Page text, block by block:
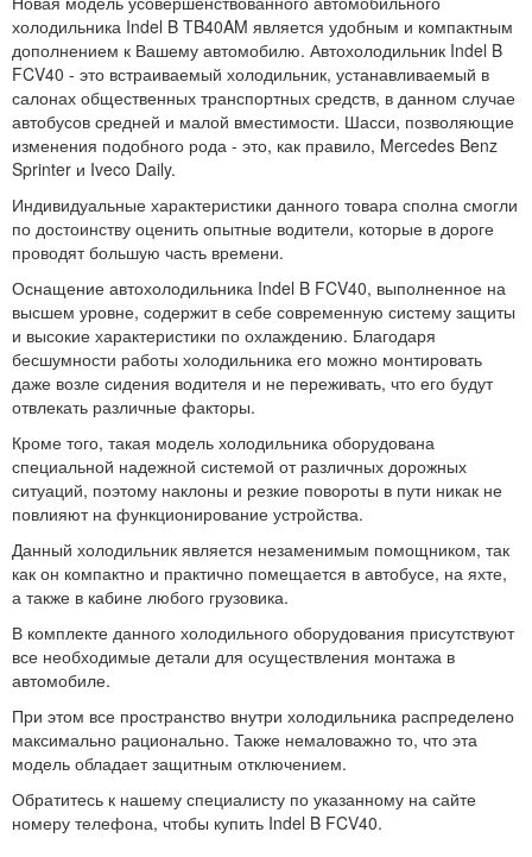
холодильника Indel B TB40AM является удобным и компактным
дополнением к Вашему автомобилю. Автохолодильник Indel B
FCV40 - это встраиваемый холодильник, устанавливаемый в
салонах общественных транспортных средств, в данном случае
автобусов средней и малой вместимости. Шасси, позволяющие
изменения подобного рода - это, как правило, Mercedes Benz
Sprinter и Iveco Daily.
Индивидуальные характеристики данного товара сполна смогли
по достоинству оценить опытные водители, которые в дороге
проводят большую часть времени.
Оснащение автохолодильника Indel B FCV40, выполненное на
высшем уровне, содержит в себе современную систему защиты
и высокие характеристики по охлаждению. Благодаря
бесшумности работы холодильника его можно монтировать
даже возле сидения водителя и не переживать, что его будут
отвлекать различные факторы.
Кроме того, такая модель холодильника оборудована
специальной надежной системой от различных дорожных
ситуаций, поэтому наклоны и резкие повороты в пути никак не
повлияют на функционирование устройства.
Данный холодильник является незаменимым помощником, так
как он компактно и практично помещается в автобусе, на яхте,
а также в кабине любого грузовика.
В комплекте данного холодильного оборудования присутствуют
все необходимые детали для осуществления монтажа в
автомобиле.
При этом все пространство внутри холодильника распределено
максимально рационально. Также немаловажно то, что эта
модель обладает защитным отключением.
Обратитесь к нашему специалисту по указанному на сайте
номеру телефона, чтобы купить Indel B FCV40.